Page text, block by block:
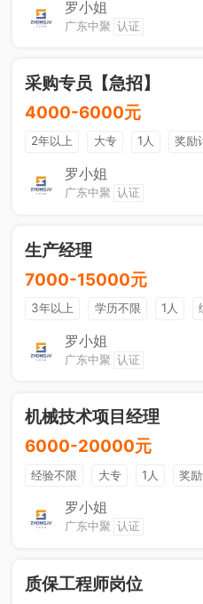
罗小姐
广东中聚 认证
采购专员【急招】
4000-6000元
2年以上 大专 1人 奖励
罗小姐
广东中聚 认证
生产经理
7000-15000元
3年以上 学历不限 1人
法定节假日
罗小姐
广东中聚 认证
机械技术项目经理
6000-20000元
经验不限 大专 1人 奖
罗小姐
广东中聚 认证
质保工程师岗位